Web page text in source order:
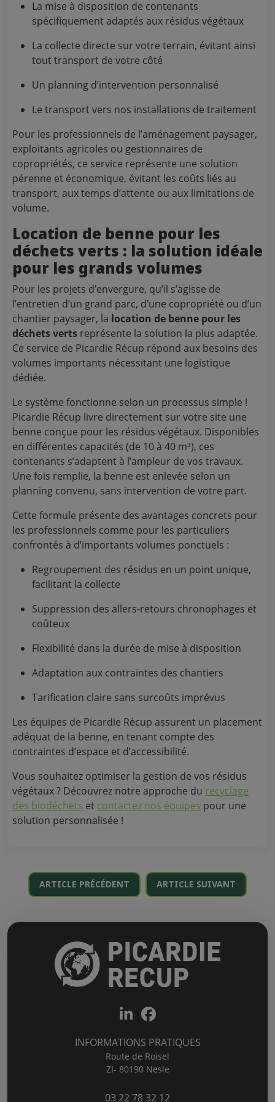
La mise à disposition de contenants
spécifiquement adaptés aux résidus végétaux
La collecte directe sur votre terrain, évitant ainsi
tout transport de votre côté
Un planning d’intervention personnalisé
Le transport vers nos installations de traitement
Pour les professionnels de l’aménagement paysager,
exploitants agricoles ou gestionnaires de
copropriétés, ce service représente une solution
pérenne et économique, évitant les coûts liés au
transport, aux temps d’attente ou aux limitations de
volume.
Location de benne pour les
déchets verts : la solution idéale
pour les grands volumes
Pour les projets d’envergure, qu’il s’agisse de
l’entretien d’un grand parc, d’une copropriété ou d’un
chantier paysager, la location de benne pour les
déchets verts représente la solution la plus adaptée.
Ce service de Picardie Récup répond aux besoins des
volumes importants nécessitant une logistique
dédiée.
Le système fonctionne selon un processus simple !
Picardie Récup livre directement sur votre site une
benne conçue pour les résidus végétaux. Disponibles
en différentes capacités (de 10 à 40 m³), ces
contenants s’adaptent à l’ampleur de vos travaux.
Une fois remplie, la benne est enlevée selon un
planning convenu, sans intervention de votre part.
Cette formule présente des avantages concrets pour
les professionnels comme pour les particuliers
confrontés à d’importants volumes ponctuels :
Regroupement des résidus en un point unique,
facilitant la collecte
Suppression des allers-retours chronophages et
coûteux
Flexibilité dans la durée de mise à disposition
Adaptation aux contraintes des chantiers
Tarification claire sans surcoûts imprévus
Les équipes de Picardie Récup assurent un placement
adéquat de la benne, en tenant compte des
contraintes d’espace et d’accessibilité.
Vous souhaitez optimiser la gestion de vos résidus
végétaux ? Découvrez notre approche du recyclage
des biodéchets et contactez nos équipes pour une
solution personnalisée !
ARTICLE PRÉCÉDENT ARTICLE SUIVANT
INFORMATIONS PRATIQUES
Route de Roisel
ZI- 80190 Nesle
03 22 78 32 12